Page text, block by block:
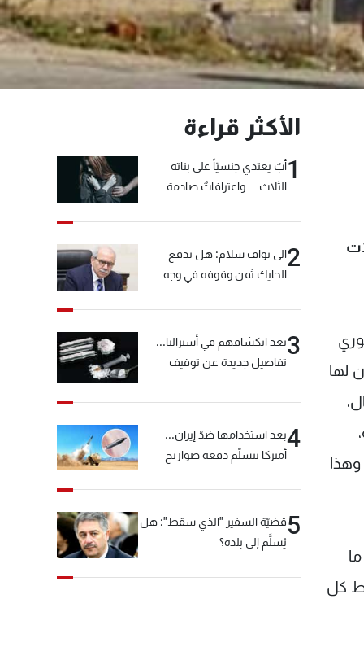
لها
وهذا
كل
الأكثر قراءة
1أبٌ يعتدي جنسيّاً على بناته
الثلاث… واعترافاتٌ صادمة
2الى نواف سلام: هل يدفع
الحايك ثمن وقوفه في وجه
3بعد انكشافهم في أستراليا...
تفاصيل جديدة عن توقيف
4بعد استخدامها ضدّ إيران...
أميركا تتسلّم دفعة صواريخ
5قضيّة السفير "الذي سقط": هل
يُسلَّم إلى بلده؟